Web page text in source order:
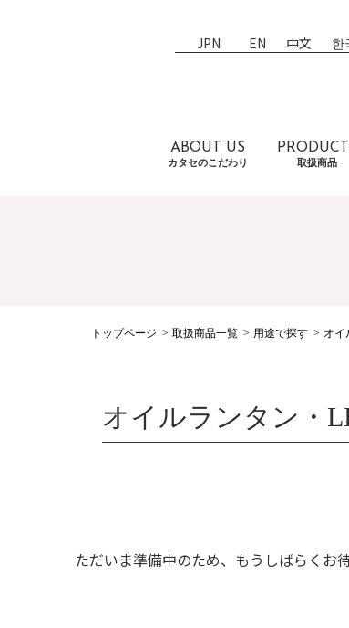
JPN EN 中文 한
ABOUT US
カタセのこだわり 取扱商品
トップページ 取扱商品一覧 用途で探す オイ
オイルランタン・
ただいま準備中のため、もうしばらくお